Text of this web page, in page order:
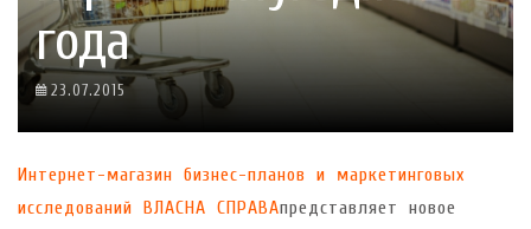
года
23.07.2015
Интернет-магазин бизнес-планов и маркетинговых
исследований ВЛАСНА СПРАВАпредставляет новое